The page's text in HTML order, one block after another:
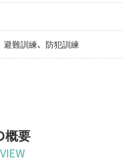
難訓練、防犯訓練
概要